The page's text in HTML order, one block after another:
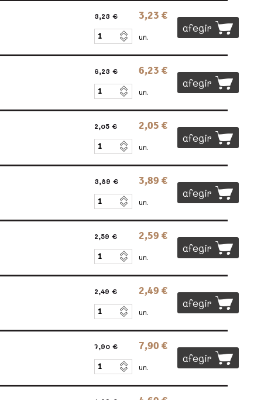
3,23 € 3,23 €
un.
afegir
6,23 € 6,23 €
un.
afegir
2,05 € 2,05 €
un.
afegir
3,89 € 3,89 €
un.
afegir
2,59 € 2,59 €
un.
afegir
2,49 € 2,49 €
un.
afegir
7,90 € 7,90 €
un.
afegir